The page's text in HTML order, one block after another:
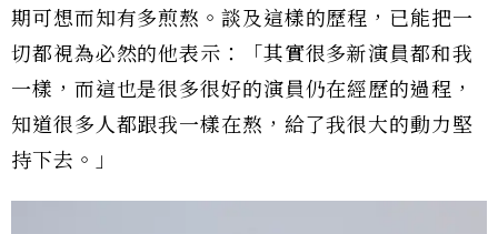
期可想而知有多煎熬。談及這樣的歷程，已能把一
切都視為必然的他表示：「其實很多新演員都和我
一樣，而這也是很多很好的演員仍在經歷的過程，
知道很多人都跟我一樣在熬，給了我很大的動力堅
持下去。」